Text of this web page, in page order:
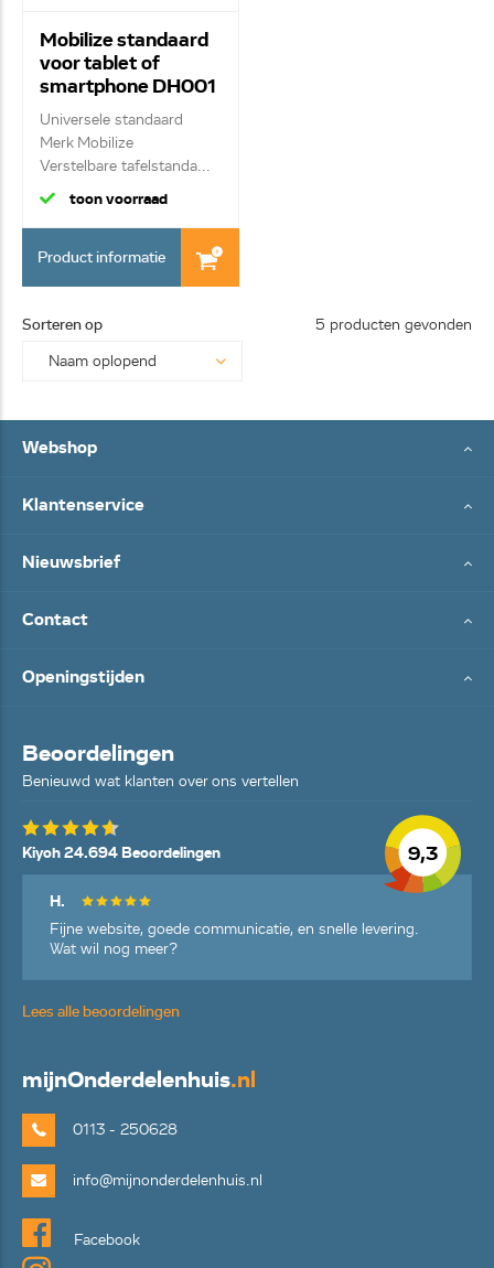
Mobilize standaard
voor tablet of
smartphone DH001
aluminium zwart
Universele standaard
Merk Mobilize
Verstelbare tafelstanda...
toon voorraad
Product informatie
Sorteren op 5 producten gevonden
Webshop
Klantenservice
Nieuwsbrief
Contact
Openingstijden
Beoordelingen
Benieuwd wat klanten over ons vertellen
9,3
Kiyoh 24.694 Beoordelingen
H.
Fijne website, goede communicatie, en snelle levering.
Wat wil nog meer?
Lees alle beoordelingen
mijnOnderdelenhuis.nl
0113 - 250628
info@mijnonderdelenhuis.nl
Facebook